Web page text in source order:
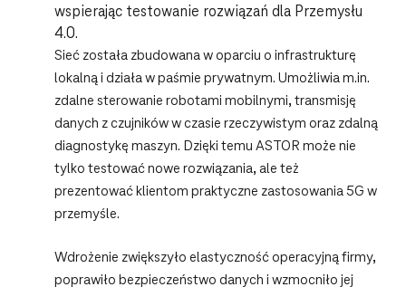
wspierając testowanie rozwiązań dla Przemysłu
4.0.
Sieć została zbudowana w oparciu o infrastrukturę
lokalną i działa w paśmie prywatnym. Umożliwia m.in.
zdalne sterowanie robotami mobilnymi, transmisję
danych z czujników w czasie rzeczywistym oraz zdalną
diagnostykę maszyn. Dzięki temu ASTOR może nie
tylko testować nowe rozwiązania, ale też
prezentować klientom praktyczne zastosowania 5G w
przemyśle.
Wdrożenie zwiększyło elastyczność operacyjną firmy,
poprawiło bezpieczeństwo danych i wzmocniło jej